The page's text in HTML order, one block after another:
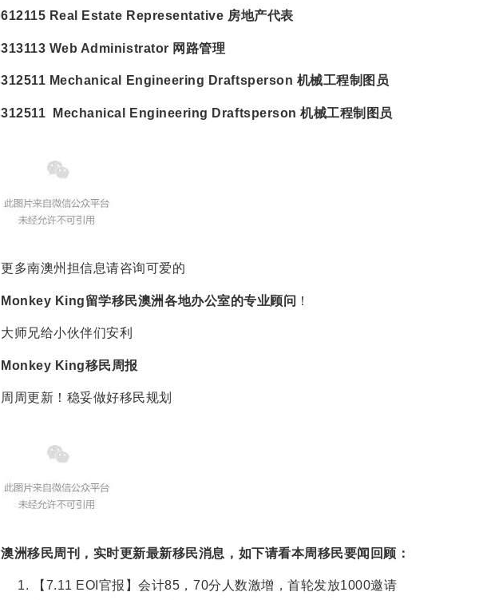
612115 Real Estate Representative 房地产代表
313113 Web Administrator 网路管理
312511 Mechanical Engineering Draftsperson 机械工程制图员
312511 Mechanical Engineering Draftsperson 机械工程制图员
更多南澳州担信息请咨询可爱的
Monkey King留学移民澳洲各地办公室的专业顾问 ！
大师兄给小伙伴们安利
Monkey King移民周报
周周更新！稳妥做好移民规划
澳洲移民周刊，实时更新最新移民消息，如下请看本周移民要闻回顾：
【7.11 EOI官报】会计85，70分人数激增，首轮发放1000邀请